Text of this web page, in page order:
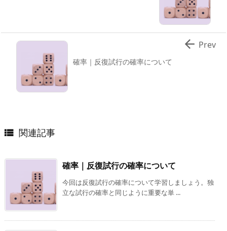
確率｜反復試行の確率について
 Prev
 関連記事
確率｜反復試行の確率について
今回は反復試行の確率について学習しましょう。独
立な試行の確率と同じように重要な単 ...